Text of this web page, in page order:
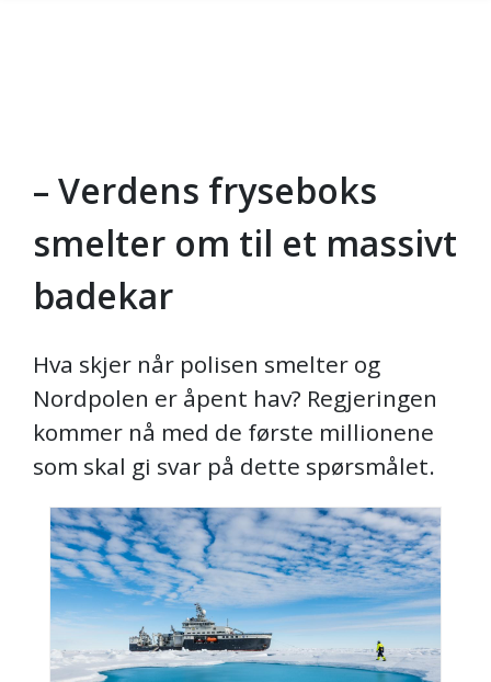
Skip to main content
– Verdens fryseboks
smelter om til et massivt
badekar
Hva skjer når polisen smelter og
Nordpolen er åpent hav? Regjeringen
kommer nå med de første millionene
som skal gi svar på dette spørsmålet.